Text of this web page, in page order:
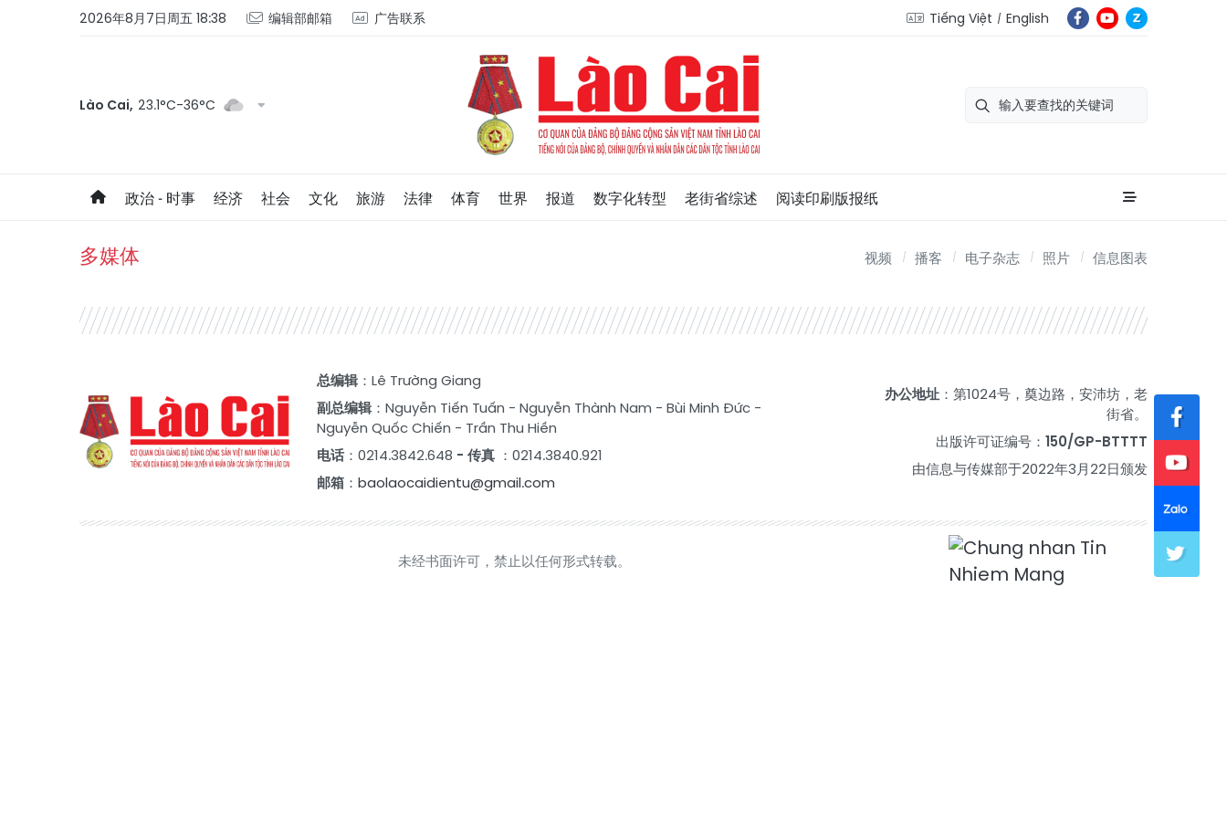
2026年8月7日周五 18:38 编辑部邮箱 广告联系 Tiếng Việt English
Lào Cai, 23.1°C-36°C
政治 - 时事 经济 社会 文化 旅游 法律 体育 世界 报道 数字化转型 老街省综述 阅读印刷版报纸
多媒体 视频 播客 电子杂志 照片 信息图表
总编辑：Lê Trường Giang
副总编辑： Nguyễn Tiến Tuấn - Nguyễn Thành Nam - Bùi Minh Đức -
Nguyễn Quốc Chiến - Trần Thu Hiền
电话 ：0214.3842.648 - 传真 ：0214.3840.921
邮箱 ： baolaocaidientu@gmail.com
办公地址 ：第1024号，奠边路，安沛坊，老
街省。
出版许可证编号： 150/GP-BTTTT
由信息与传媒部于2022年3月22日颁发
未经书面许可，禁止以任何形式转载。